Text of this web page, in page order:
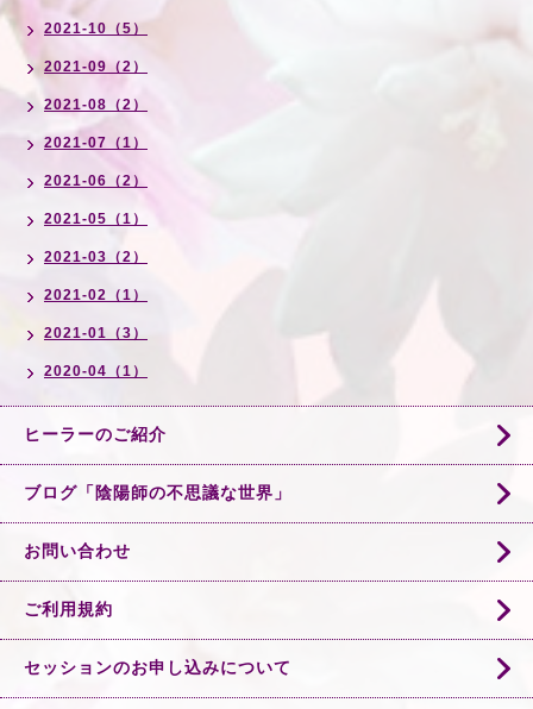
2021-10（5）
2021-09（2）
2021-08（2）
2021-07（1）
2021-06（2）
2021-05（1）
2021-03（2）
2021-02（1）
2021-01（3）
2020-04（1）
ヒーラーのご紹介
ブログ「陰陽師の不思議な世界」
お問い合わせ
ご利用規約
セッションのお申し込みについて